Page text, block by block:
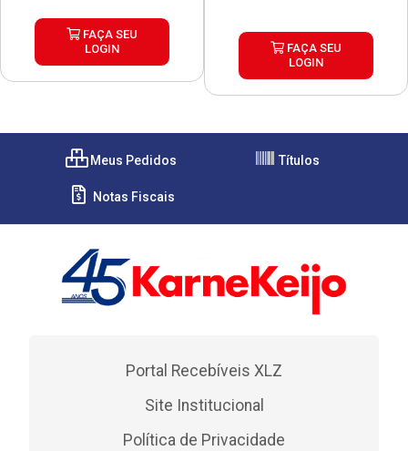
FAÇA SEU
LOGIN
FAÇA SEU
LOGIN
Meus Pedidos Títulos
Notas Fiscais
Portal Recebíveis XLZ
Site Institucional
Política de Privacidade